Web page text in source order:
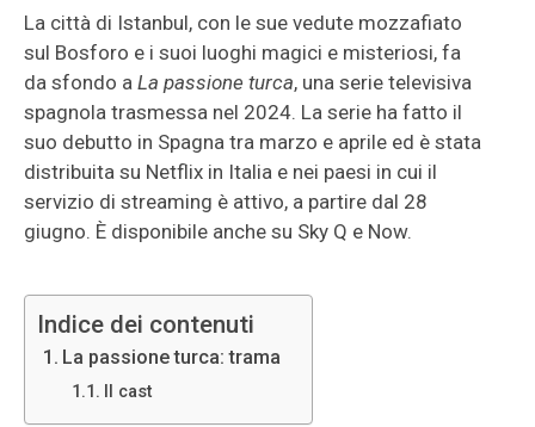
La città di Istanbul, con le sue vedute mozzafiato
sul Bosforo e i suoi luoghi magici e misteriosi, fa
da sfondo a La passione turca, una serie televisiva
spagnola trasmessa nel 2024. La serie ha fatto il
suo debutto in Spagna tra marzo e aprile ed è stata
distribuita su Netflix in Italia e nei paesi in cui il
servizio di streaming è attivo, a partire dal 28
giugno. È disponibile anche su Sky Q e Now.
Indice dei contenuti
La passione turca: trama
Il cast